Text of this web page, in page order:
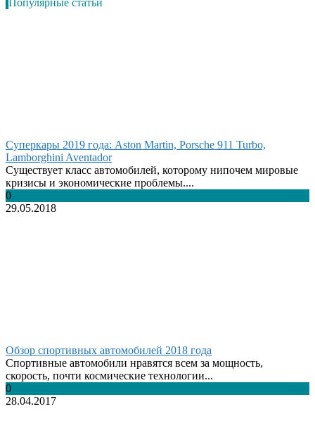
Популярные статьи
Суперкары 2019 года: Aston Martin, Porsche 911 Turbo,
Lamborghini Aventador
Существует класс автомобилей, которому нипочем мировые
кризисы и экономические проблемы....
0
29.05.2018
Обзор спортивных автомобилей 2018 года
Спортивные автомобили нравятся всем за мощность,
скорость, почти космические технологии...
0
28.04.2017